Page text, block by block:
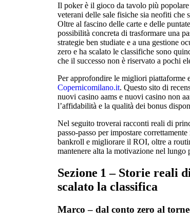
Il poker è il gioco da tavolo più
veterani delle sale fisiche sia neofiti che
Oltre al fascino delle carte e delle
possibilità concreta di trasformare una
strategie ben studiate e a una gestione
zero e ha scalato le classifiche sono
che il successo non è riservato a pochi
Per approfondire le migliori piattaforme
Copernicomilano.it. Questo sito di
nuovi casino aams e nuovi casino non
l’affidabilità e la qualità dei bonus
Nel seguito troverai racconti reali di
passo‑passo per impostare
bankroll e migliorare il ROI, oltre a
mantenere alta la motivazione nel lungo
Sezione 1 – Storie reali
scalato la classifica
Marco – dal conto zero al